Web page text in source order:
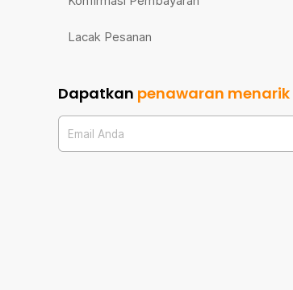
Lacak Pesanan
Dapatkan penawaran menarik
Email Anda